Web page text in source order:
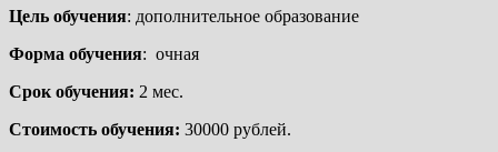
Цель обучения: дополнительное образование
Форма обучения: очная
Срок обучения: 2 мес.
Стоимость обучения: 30000 рублей.